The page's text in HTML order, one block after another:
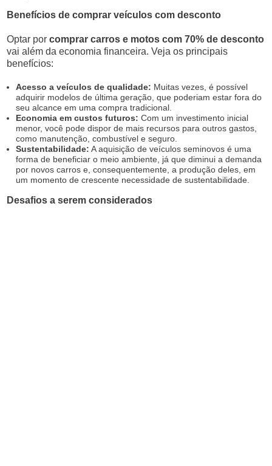
Benefícios de comprar veículos com desconto
Optar porcomprar carros e motos com 70% de desconto
vai além da economia financeira. Veja os principais
benefícios:
Acesso a veículos de qualidade: Muitas vezes, é possível
adquirir modelos de última geração, que poderiam estar fora do
seu alcance em uma compra tradicional.
Economia em custos futuros: Com um investimento inicial
menor, você pode dispor de mais recursos para outros gastos,
como manutenção, combustível e seguro.
Sustentabilidade: A aquisição de veículos seminovos é uma
forma de beneficiar o meio ambiente, já que diminui a demanda
por novos carros e, consequentemente, a produção deles, em
um momento de crescente necessidade de sustentabilidade.
Desafios a serem considerados